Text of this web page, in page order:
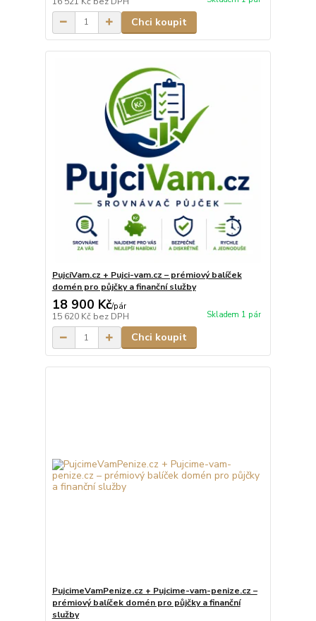
Chci koupit
PujciVam.cz + Pujci-vam.cz – prémiový balíček
domén pro půjčky a finanční služby
18 900 Kč/pár
15 620 Kč bez DPH Skladem 1 pár
Chci koupit
PujcimeVamPenize.cz + Pujcime-vam-penize.cz –
prémiový balíček domén pro půjčky a finanční
služby